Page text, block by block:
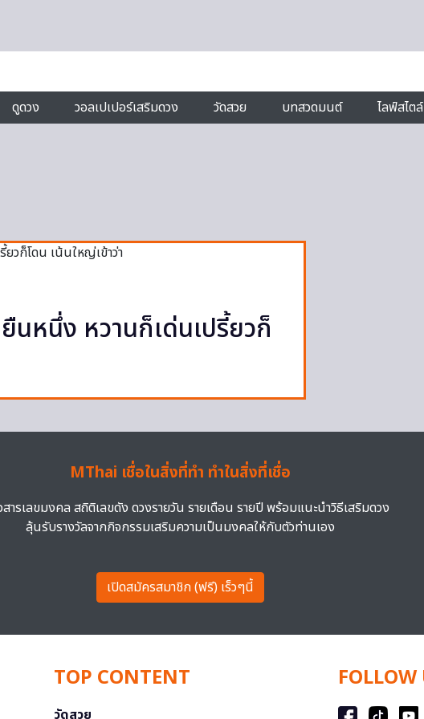
ดูดวง
วอลเปเปอร์เสริมดวง วัดสวย บทสวดมนต์ ไลฟ์สไตล์
หนึ่ง หวานก็เด่นเปรี้ยวก็
MThai เชื่อในสิ่งที่ทำ ทำในสิ่งที่เชื่อ
สารเลขมงคล สถิติเลขดัง ดวงรายวัน รายเดือน รายปี พร้อมแนะนำวิธีเสริมดวง
ลุ้นรับรางวัลจากกิจกรรมเสริมความเป็นมงคลให้กับตัวท่านเอง
เปิดสมัครสมาชิก (ฟรี) เร็วๆนี้
TOP CONTENT
วัดสวย
FOLLOW